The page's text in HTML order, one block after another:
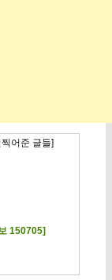
어준 글들]
150705]